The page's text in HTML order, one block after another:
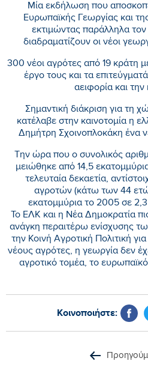
Μία εκδήλωση που
Ευρωπαϊκής Γεωργίας και
εκτιμώντας παράλληλα
διαδραματίζουν οι νέοι
300 νέοι αγρότες από 19 κράτη
έργο τους και τα
αειφορία και την
Σημαντική διάκριση για τη
κατέλαβε στην καινοτομία η
Δημήτρη Σχοινοπλοκάκη ένα
Την ώρα που ο συνολικός
μειώθηκε από 14,5
τελευταία δεκαετία,
αγροτών (κάτω των 44
εκατομμύρια το 2005 σε
Το ΕΛΚ και η Νέα Δημοκρατία
ανάγκη περαιτέρω ενίσχυσης
την Κοινή Αγροτική Πολιτική
νέους αγρότες, η γεωργία δεν
αγροτικό τομέα, το
Κοινοποιήστε: